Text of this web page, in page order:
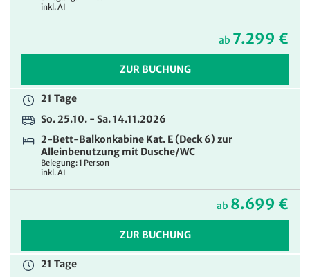
inkl. AI
ab 7.299 €
ZUR BUCHUNG
21 Tage
So. 25.10. - Sa. 14.11.2026
2-Bett-Balkonkabine Kat. E (Deck 6) zur
Alleinbenutzung mit Dusche/WC
Belegung: 1 Person
inkl. AI
ab 8.699 €
ZUR BUCHUNG
21 Tage